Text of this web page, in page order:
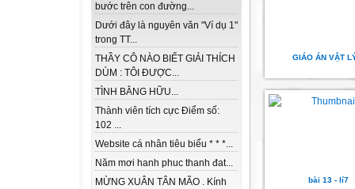
bước trên con đường...
Dưới đây là nguyên văn "Ví dụ 1"
trong TT...
THẦY CÔ NÀO BIẾT GIẢI THÍCH
DÙM : TÔI ĐƯỢC...
TÌNH BẰNG HỮU...
Thành viên tích cực Điểm số:
102 ...
Website cá nhân tiêu biểu * * *...
Năm mơi hanh phuc thanh đat...
MỪNG XUÂN TÂN MÃO . Kính
GIÁO ÁN VẬT
bài 13 - lí7